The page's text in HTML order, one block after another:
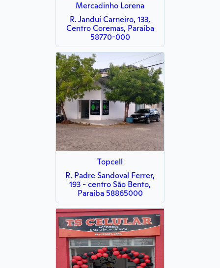
Mercadinho Lorena
R. Janduí Carneiro, 133,
Centro Coremas, Paraíba
58770-000
Topcell
R. Padre Sandoval Ferrer,
193 - centro São Bento,
Paraíba 58865000